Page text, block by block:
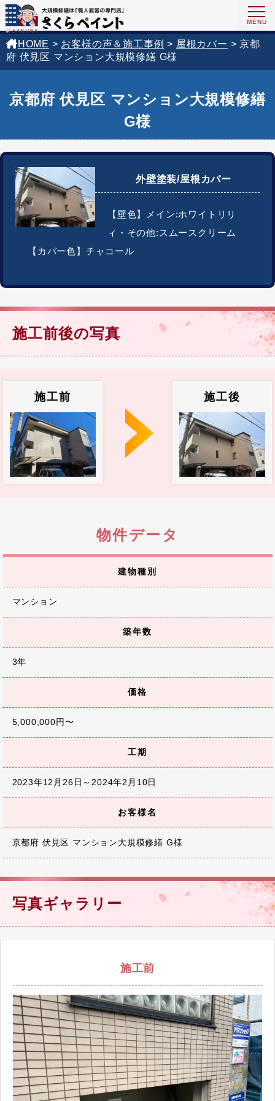
HOME > お客様の声＆施工事例 > 屋根カバー >京都
府 伏見区 マンション大規模修繕 G様
京都府 伏見区 マンション大規模修繕
G様
外壁塗装/屋根カバー
【壁色】メイン:ホワイトリリ
ィ・その他:スムースクリーム
【カバー色】チャコール
施工前後の写真
施工前 施工後
物件データ
建物種別
マンション
築年数
3年
価格
5,000,000円〜
工期
2023年12月26日～2024年2月10日
お客様名
京都府 伏見区 マンション大規模修繕 G様
写真ギャラリー
施工前